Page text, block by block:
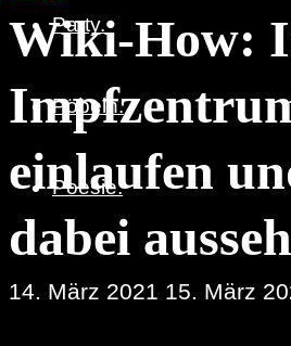
Party.
Pöbeln.
Poesie.
Wiki-How:
einlaufen
dabei
14. März 2021 15. März